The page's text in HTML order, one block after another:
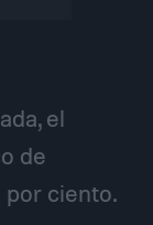
el
de
ciento.